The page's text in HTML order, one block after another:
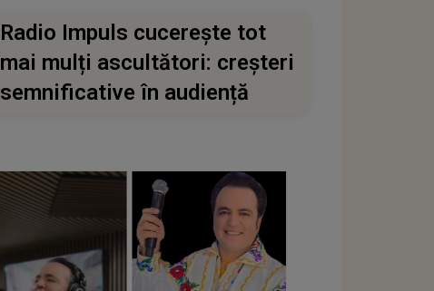
Radio Impuls cucerește tot
mai mulți ascultători: creșteri
semnificative în audiență